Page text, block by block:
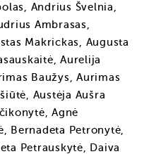
Andrius Švelnia,
Ambrasas,
Makrickas, Augusta
Aurelija
Baužys, Aurimas
Austėja Aušra
Agnė
Bernadeta Petronytė,
Petrauskytė, Daiva